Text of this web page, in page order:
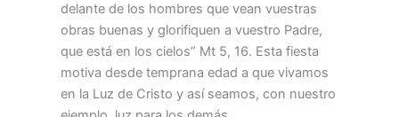
delante de los hombres que vean vuestras
obras buenas y glorifiquen a vuestro Padre,
que está en los cielos” Mt 5, 16. Esta fiesta
motiva desde temprana edad a que vivamos
en la Luz de Cristo y así seamos, con nuestro